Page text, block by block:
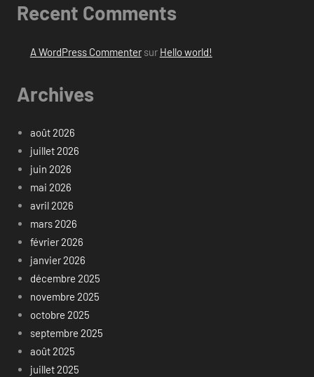
Recent Comments
A WordPress Commentersur Hello world!
Archives
août 2026
juillet 2026
juin 2026
mai 2026
avril 2026
mars 2026
février 2026
janvier 2026
décembre 2025
novembre 2025
octobre 2025
septembre 2025
août 2025
juillet 2025